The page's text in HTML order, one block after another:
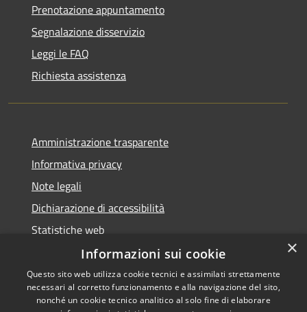
Prenotazione appuntamento
Segnalazione disservizio
Leggi le FAQ
Richiesta assistenza
Amministrazione trasparente
Informativa privacy
Note legali
Dichiarazione di accessibilità
Statistiche web
Copyright © 2026 • Comune di
×
Informazioni sui cookie
Questo sito web utilizza cookie tecnici e assimilati strettamente
necessari al corretto funzionamento e alla navigazione del sito,
nonché un cookie tecnico analitico al solo fine di elaborare